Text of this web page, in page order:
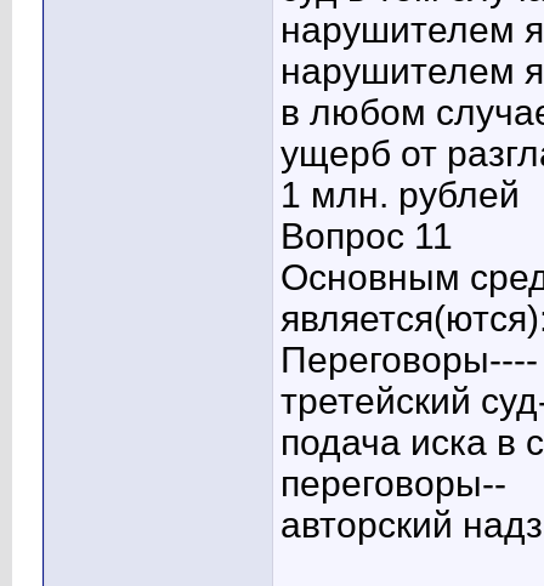
нарушителем
нарушителем
в любом
ущерб от
1 млн. рублей
Вопрос 11
Основным
Переговоры----
третейский
подача иска в
переговоры--
авторский